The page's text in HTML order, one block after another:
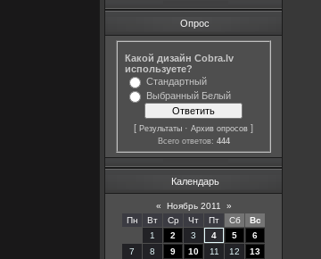
Опрос
Какой дизайн Cobra.lv
используете?
Стандартный
Выбранный Белый
[ Результаты · Архив опросов ]
Всего ответов: 444
Календарь
« Ноябрь 2011
»
Пн
Вт Ср Чт Пт Сб
Вс
1
2 3 4 5
6
7
8 9 10 11 12
13